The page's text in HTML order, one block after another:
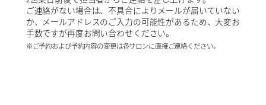
ご連絡がない場合は、不具合によりメールが届いていない
か、メールアドレスのご入力の可能性があるため、大変お
手数ですが再度お問い合わせください。
※ご予約および予約内容の変更は各サロンに直接ご連絡ください。